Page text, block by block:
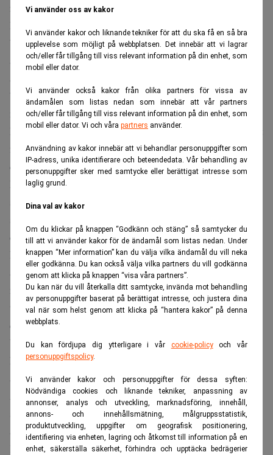
Vi använder oss av kakor
Vi använder kakor och liknande tekniker för att du ska få en så bra
upplevelse som möjligt på webbplatsen. Det innebär att vi lagrar
och/eller får tillgång till viss relevant information på din enhet, som
mobil eller dator.
Vi använder också kakor från olika partners för vissa av
ändamålen som listas nedan som innebär att vår partners
och/eller får tillgång till viss relevant information på din enhet, som
mobil eller dator. Vi och våra partners använder.
Användning av kakor innebär att vi behandlar personuppgifter som
IP-adress, unika identifierare och beteendedata. Vår behandling av
personuppgifter sker med samtycke eller berättigat intresse som
laglig grund.
Dina val av kakor
Om du klickar på knappen “Godkänn och stäng” så samtycker du
till att vi använder kakor för de ändamål som listas nedan. Under
knappen “Mer information” kan du välja vilka ändamål du vill neka
eller godkänna. Du kan också välja vilka partners du vill godkänna
genom att klicka på knappen “visa våra partners”.
Du kan när du vill återkalla ditt samtycke, invända mot behandling
av personuppgifter baserat på berättigat intresse, och justera dina
val när som helst genom att klicka på “hantera kakor” på denna
webbplats.
Du kan fördjupa dig ytterligare i vår cookie-policyoch vår
personuppgiftspolicy.
Vi använder kakor och personuppgifter för dessa syften:
Nödvändiga cookies och liknande tekniker, anpassning av
annonser, analys och utveckling, marknadsföring, innehåll,
annons- och innehållsmätning, målgruppsstatistik,
produktutveckling, uppgifter om geografisk positionering,
identifiering via enheten, lagring och åtkomst till information på en
enhet, säkerställa säkerhet, förhindra och upptäcka bedrägerier
relativt låga värdering.
Därför var det sannolikt rätt av Kinneviksledningen att
backa undan från försäljningsplanerna. Det finns ingen
anledning att slumpa bort ett fint bolag som Millicom till
avkastningshungriga investerare. Att Kinneviksledningen
blir hårt kritiserad i media på grund av detta kan man leva
med.
En bättre strategi hade varit betydligt mer lågmäld, i stället
för att slå på stora trumman och tala om en “monumental
dag för Kinnevik” i samband med tillkännagivandet att
Millicominnehavet skulle försvinna ur Kinnevik. Det enda
skälet för att förstå varför Kinneviksledningen valde sin
det finns det inga uppgifter om.
Delar av Millicomaktierna skulle ha kunnat avyttras i ett
anbudsförfaranden i USA som planerat för att finansiera
nya tillväxtdrivande förvärv till portföljen, men utan
tillägget att den större delen av aktierna skulle delas ut till
de befintliga ägarna.
Vid en lyckad delförsäljning skulle Kinnevik säkert kunna
komma tillbaka till den amerikanska eller den europeiska
aktiemarknaden med ytterligare aktier vid ett senare.
Alternativt, eller i kombination med fler delförsäljningar,
skulle Kinnevik kunna ge en mindre sakutdelning i form
av Millicomaktier vid ett eller flera tillfällen, men det hade
Kinneviksledningen inte varit tvungen att flagga för nu.